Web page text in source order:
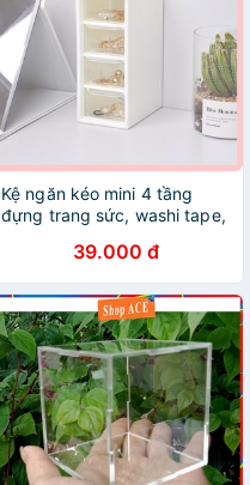
Kệ ngăn kéo mini 4 tầng
đựng trang sức, washi tape,
39.000 đ